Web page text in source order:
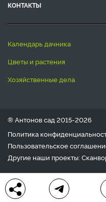
КОНТАКТЫ
календарь дачника
цветы и растения
хозяйственные дела
® Антонов сад 2015-2026
Политика
Пользовательское
Другие наши проекты:
Любое использование
письменного согласия